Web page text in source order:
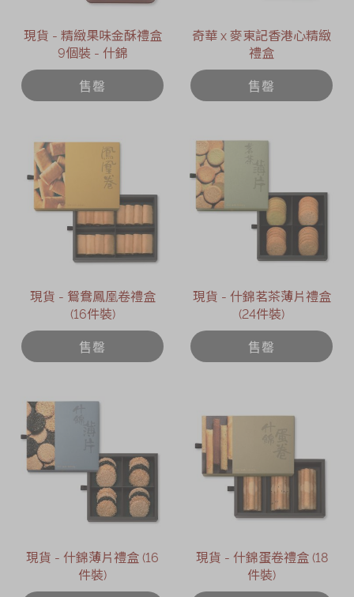
現貨 - 精緻果味金酥禮盒
9個裝 - 什錦
售罄
奇華 x 麥東記香港心精緻
禮盒
售罄
現貨 - 鴛鴦鳳凰卷禮盒
(16件裝)
售罄
現貨 - 什錦茗茶薄片禮盒
(24件裝)
售罄
現貨 - 什錦薄片禮盒 (16
件裝)
現貨 - 什錦蛋卷禮盒 (18
件裝)